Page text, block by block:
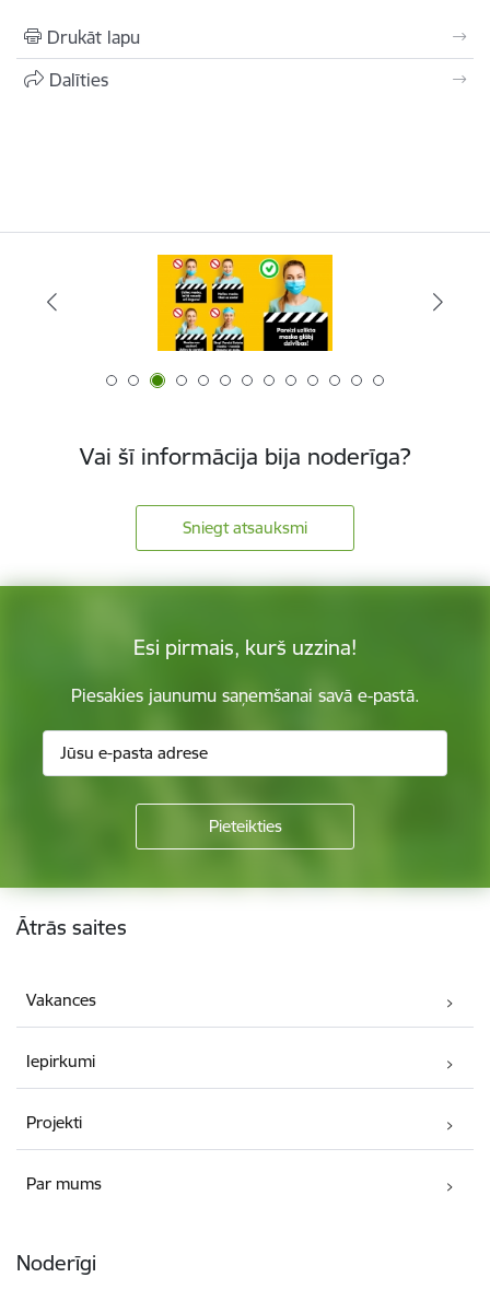
Drukāt lapu
Dalīties
Vai šī informācija bija noderīga?
Sniegt atsauksmi
Esi pirmais, kurš uzzina!
Piesakies jaunumu saņemšanai savā e-pastā.
Kājene
Ātrās saites
Vakances
Iepirkumi
Projekti
Par mums
Noderīgi